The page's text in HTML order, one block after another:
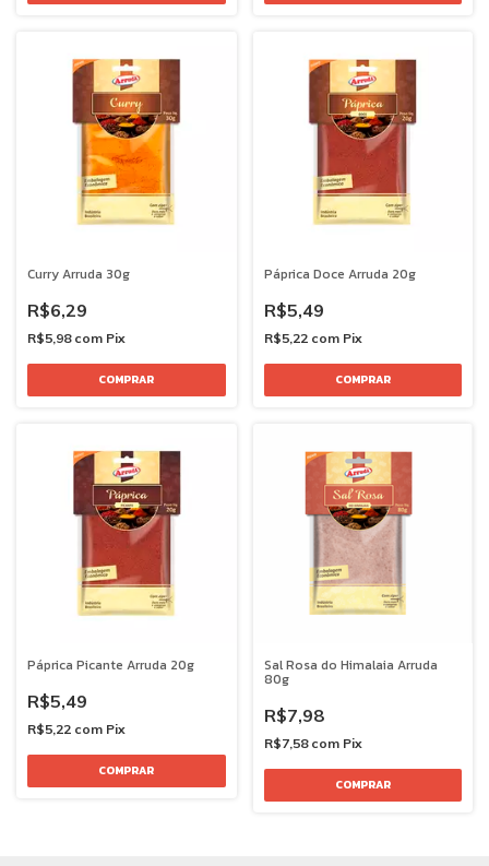
Curry Arruda 30g
R$6,29
R$5,98 com Pix
Páprica Doce Arruda 20g
R$5,49
R$5,22 com Pix
Páprica Picante Arruda 20g
R$5,49
R$5,22 com Pix
Sal Rosa do Himalaia Arruda
80g
R$7,98
R$7,58 com Pix